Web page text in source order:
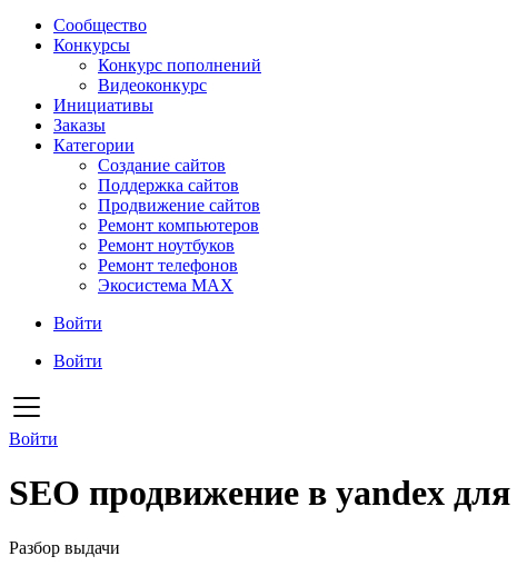
Сообщество
Конкурсы
Конкурс пополнений
Видеоконкурс
Инициативы
Заказы
Категории
Создание сайтов
Поддержка сайтов
Продвижение сайтов
Ремонт компьютеров
Ремонт ноутбуков
Ремонт телефонов
Экосистема MAX
Войти
Войти
Войти
SEO продвижение в yandex
Разбор выдачи